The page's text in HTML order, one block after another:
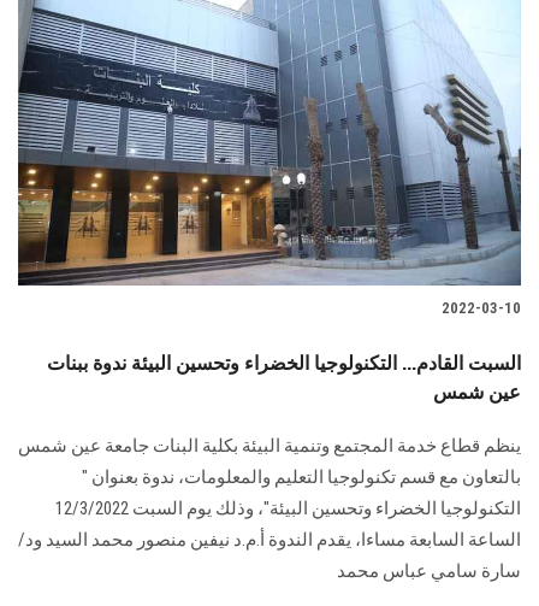
2022-03-10
السبت القادم... التكنولوجيا الخضراء وتحسين البيئة ندوة ببنات
عين شمس
ينظم قطاع خدمة المجتمع وتنمية البيئة بكلية البنات جامعة عين شمس
بالتعاون مع قسم تكنولوجيا التعليم والمعلومات، ندوة بعنوان "
التكنولوجيا الخضراء وتحسين البيئة"، وذلك يوم السبت 12/3/2022
الساعة السابعة مساءا، يقدم الندوة أ.م.د نيفين منصور محمد السيد ود/
سارة سامي عباس محمد